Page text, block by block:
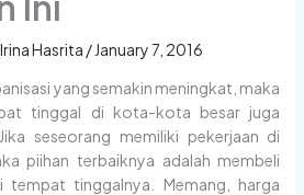
Irina Hasrita /January 7, 2016
yang semakin meningkat, maka
tinggal di kota-kota besar juga
seseorang memiliki pekerjaan di
piihan terbaiknya adalah membeli
tempat tinggalnya. Memang, harga